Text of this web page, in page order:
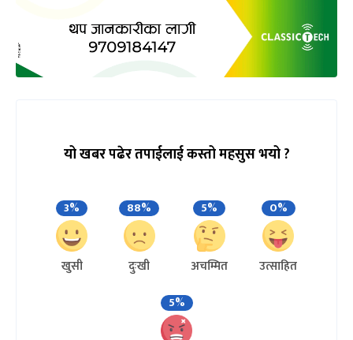
यो खबर पढेर तपाईलाई कस्तो महसुस भयो ?
3%
खुसी
88%
दुःखी
5%
अचम्मित
0%
उत्साहित
5%